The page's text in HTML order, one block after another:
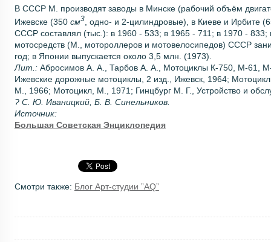
В СССР М. производят заводы в Минске (рабочий объём
Ижевске (350 см3
, одно- и 2-цилиндровые), в Киеве и Ирбите
СССР составлял (тыс.): в 1960 - 533; в 1965 - 711; в 1970 - 833;
мотосредств (М., мотороллеров и мотовелосипедов) СССР
год; в Японии выпускается около 3,5 млн. (1973).
Лит.:Абросимов А. А., Тарбов А. А., Мотоциклы К-750, М-61,
Ижевские дорожные мотоциклы, 2 изд., Ижевск, 1964;
М., 1966; Мотоцикл, М., 1971; Гинцбург М. Г., Устройство и
? С. Ю. Иваницкий, Б. В. Синельников.
Источник:
Большая Советская Энциклопедия
Смотри также: Блог Арт-студии ”AQ”